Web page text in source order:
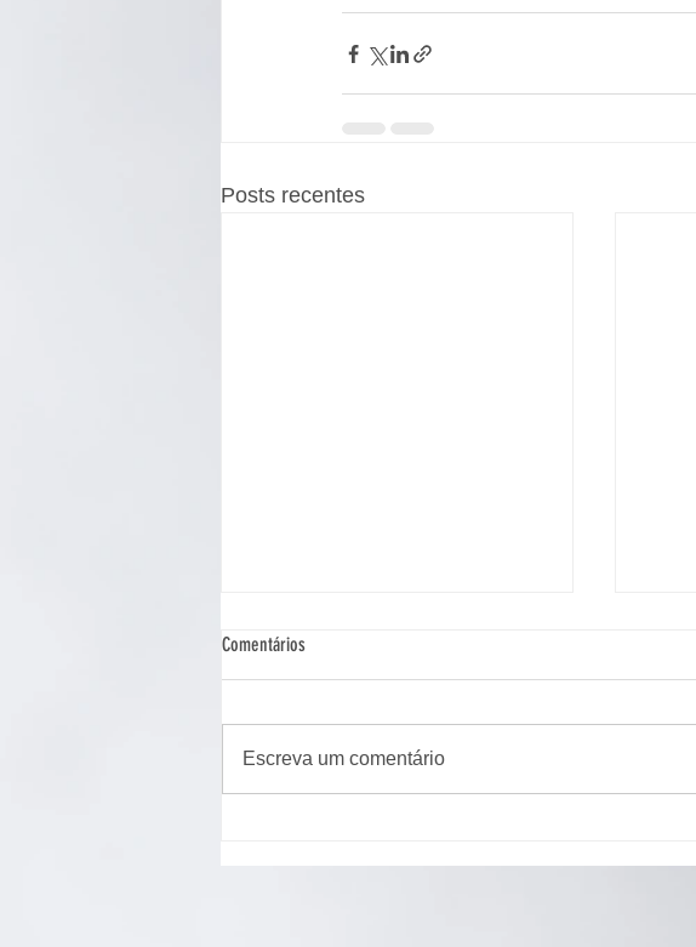
Posts recentes
Comentários
Escreva um comentário